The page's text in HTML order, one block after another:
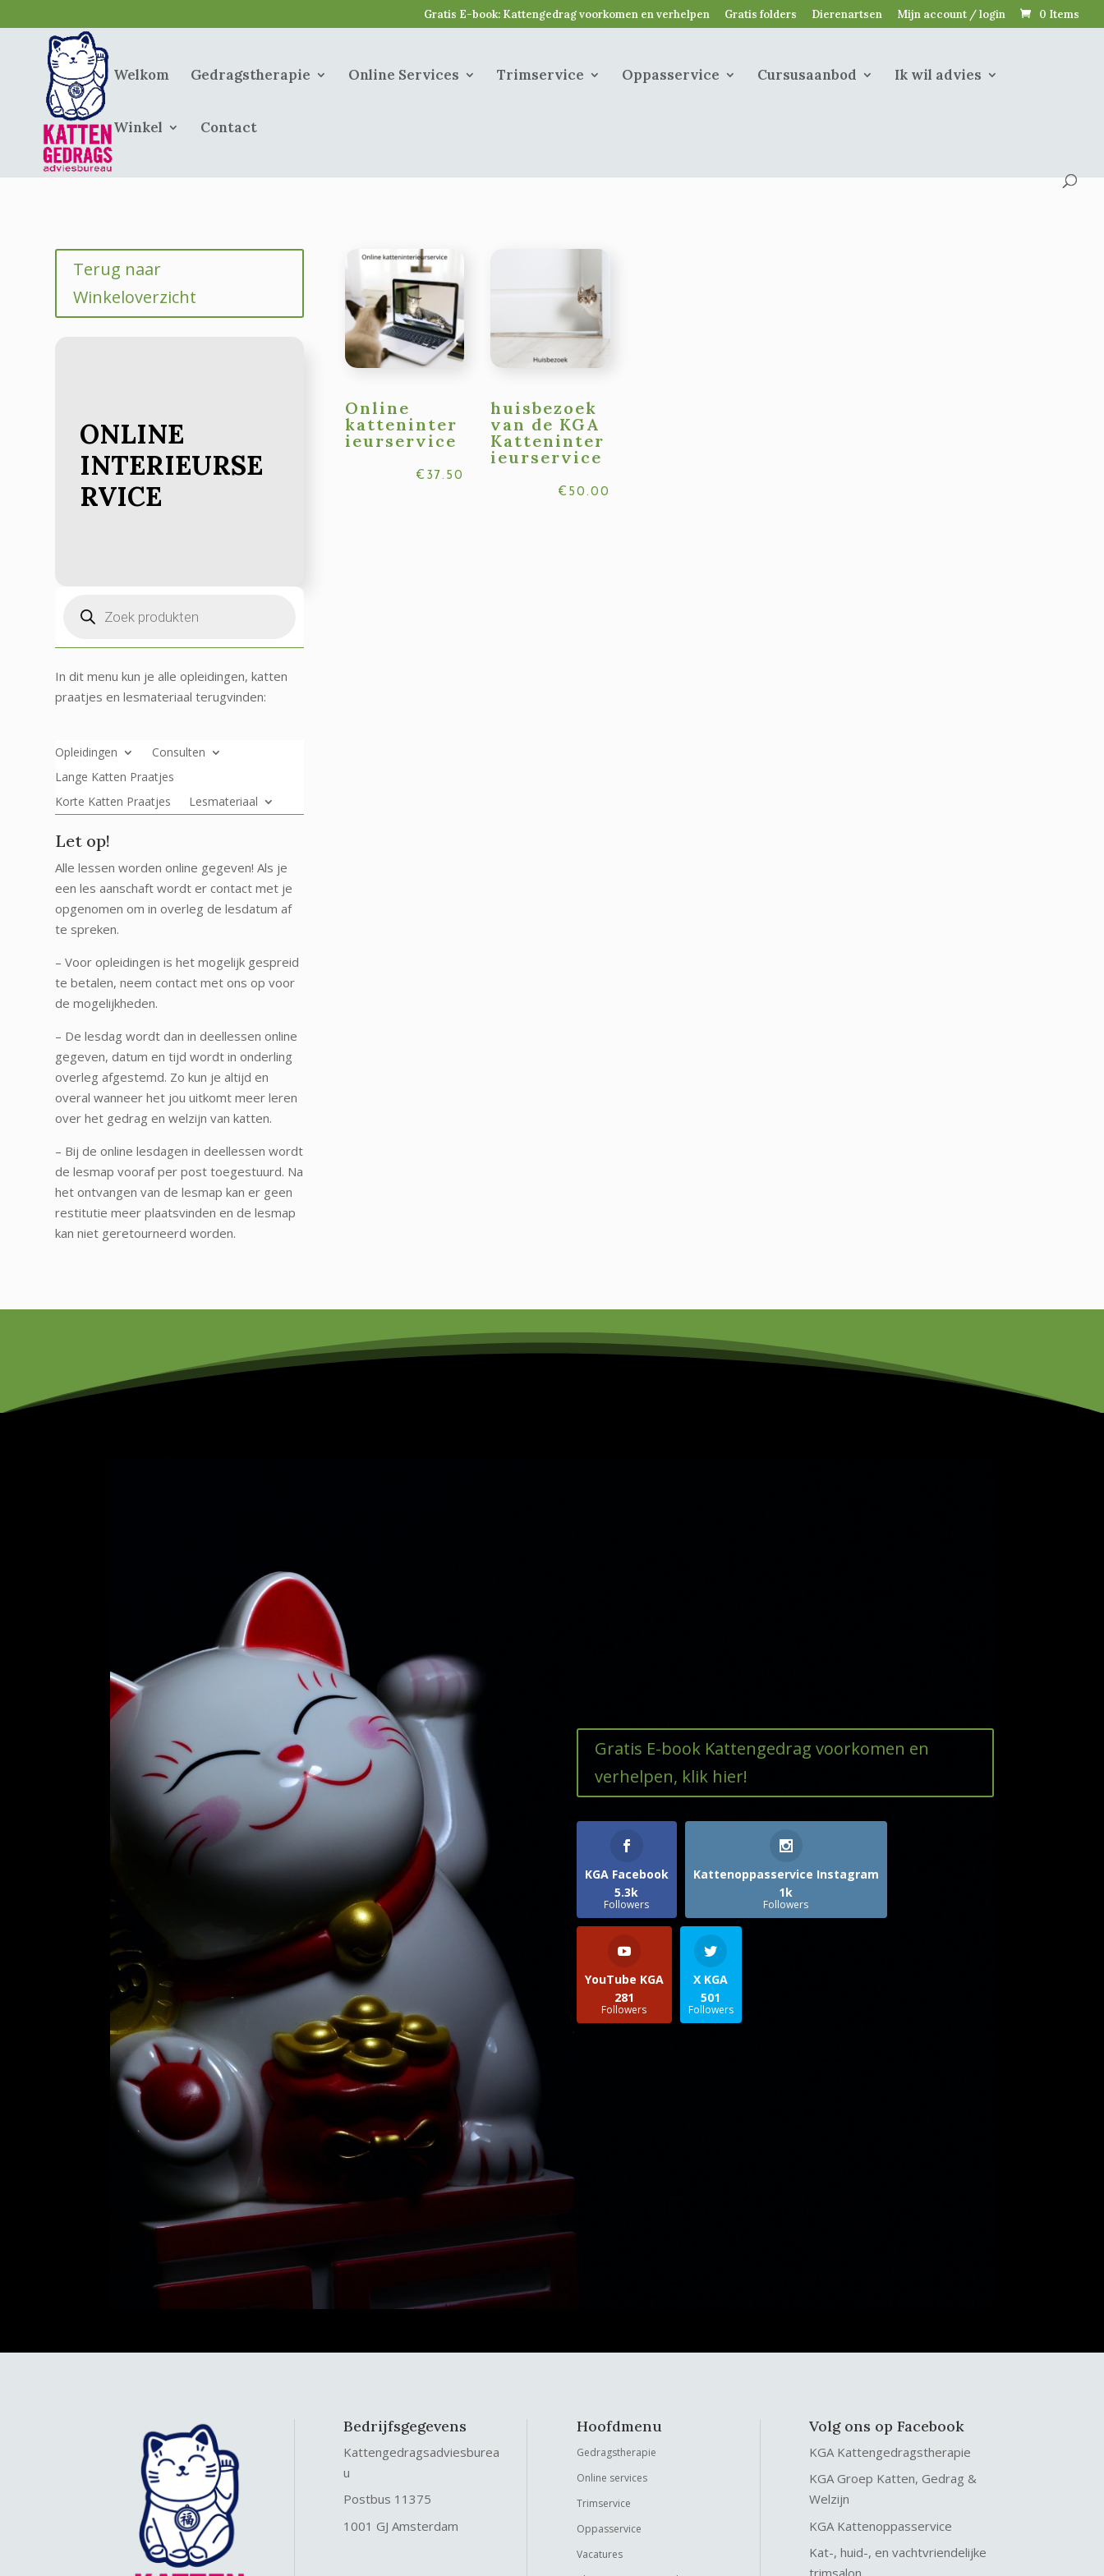
Gratis E-book: Kattengedrag voorkomen en verhelpen Gratis folders Dierenartsen Mijn account / login 0 Items
Welkom Gedragstherapie Online Services Trimservice Oppasservice Cursusaanbod Ik wil advies
Winkel Contact
Terug naar
Winkeloverzicht
ONLINE
INTERIEURSE
RVICE
zoeken
In dit menu kun je alle opleidingen, katten
praatjes en lesmateriaal terugvinden:
Opleidingen
Consulten
Lange Katten Praatjes
Korte Katten Praatjes
Lesmateriaal
Let op!
Alle lessen worden online gegeven! Als je
een les aanschaft wordt er contact met je
opgenomen om in overleg de lesdatum af
te spreken.
– Voor opleidingen is het mogelijk gespreid
te betalen, neem contact met ons op voor
de mogelijkheden.
– De lesdag wordt dan in deellessen online
gegeven, datum en tijd wordt in onderling
overleg afgestemd. Zo kun je altijd en
overal wanneer het jou uitkomt meer leren
over het gedrag en welzijn van katten.
– Bij de online lesdagen in deellessen wordt
de lesmap vooraf per post toegestuurd. Na
het ontvangen van de lesmap kan er geen
restitutie meer plaatsvinden en de lesmap
kan niet geretourneerd worden.
Online
katteninter
ieurservice
€ 37.50
huisbezoek
van de KGA
Katteninter
ieurservice
€ 50.00
Gratis E-book Kattengedrag voorkomen en
verhelpen, klik hier!
KGA Facebook
5.3k
Followers
Kattenoppasservice Instagram
1k
Followers
YouTube KGA
281
Followers
X KGA
501
Followers
Bedrijfsgegevens
Kattengedragsadviesburea
u
Postbus 11375
1001 GJ Amsterdam
Hoofdmenu
Gedragstherapie
Online services
Trimservice
Oppasservice
Vacatures
Volg ons op Facebook
KGA Kattengedragstherapie
KGA Groep Katten, Gedrag &
Welzijn
KGA Kattenoppasservice
Kat-, huid-, en vachtvriendelijke